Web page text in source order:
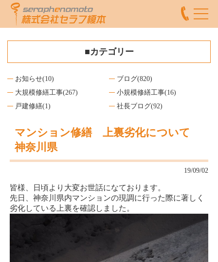
■カテゴリー
お知らせ(10) ブログ(820)
大規模修繕工事(267) 小規模修繕工事(16)
戸建修繕(1) 社長ブログ(92)
マンション修繕 上裏劣化について
神奈川県
19/09/02
皆様、日頃より大変お世話になております。
先日、神奈川県内マンションの現調に行った際に著しく
劣化している上裏を確認しました。